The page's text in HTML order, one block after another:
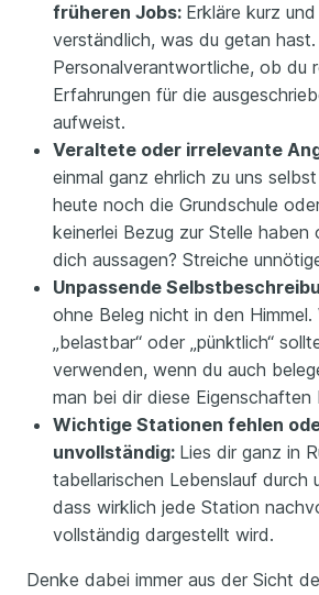
früheren Jobs: Erkläre kurz
verständlich, was du getan
Personalverantwortliche, ob du
Erfahrungen für die
aufweist.
Veraltete oder irrelevante
einmal ganz ehrlich zu uns
heute noch die Grundschule
keinerlei Bezug zur Stelle haben
dich aussagen? Streiche
Unpassende
ohne Beleg nicht in den Himmel.
„belastbar“ oder „pünktlich“
verwenden, wenn du auch
man bei dir diese Eigenschaften
Wichtige Stationen fehlen
unvollständig: Lies dir ganz in
tabellarischen Lebenslauf durch
dass wirklich jede Station
vollständig dargestellt wird.
Denke dabei immer aus der Sicht